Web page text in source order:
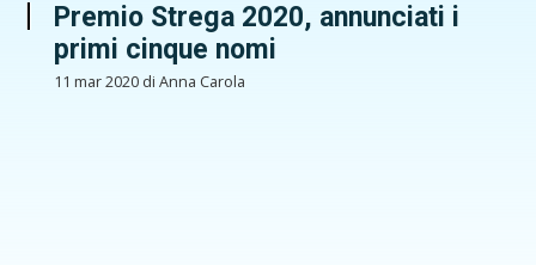
Premio Strega 2020, annunciati i
primi cinque nomi
11 mar 2020 di Anna Carola